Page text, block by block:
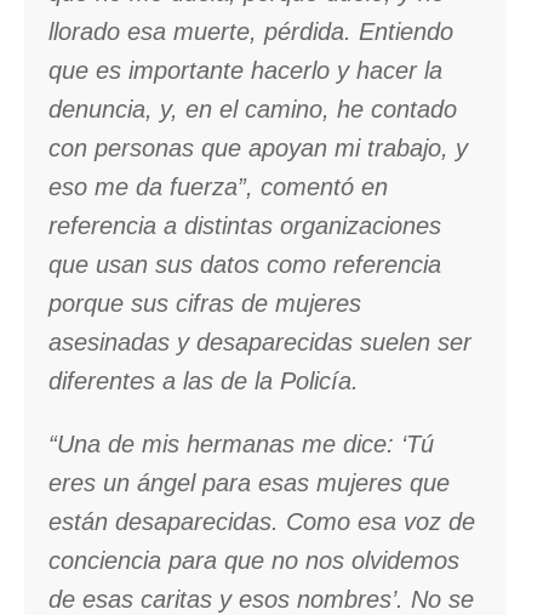
llorado esa muerte, pérdida. Entiendo
que es importante hacerlo y hacer la
denuncia, y, en el camino, he contado
con personas que apoyan mi trabajo, y
eso me da fuerza”, comentó en
referencia a distintas organizaciones
que usan sus datos como referencia
porque sus cifras de mujeres
asesinadas y desaparecidas suelen ser
diferentes a las de la Policía.
“Una de mis hermanas me dice: ‘Tú
eres un ángel para esas mujeres que
están desaparecidas. Como esa voz de
conciencia para que no nos olvidemos
de esas caritas y esos nombres’. No se